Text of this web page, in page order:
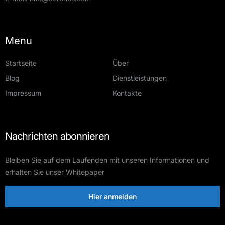
Menu
Startseite
Über
Blog
Dienstleistungen
Impressum
Kontakte
Nachrichten abonnieren
Bleiben Sie auf dem Laufenden mit unseren Informationen und
erhalten Sie unser Whitepaper
Hier anmelden